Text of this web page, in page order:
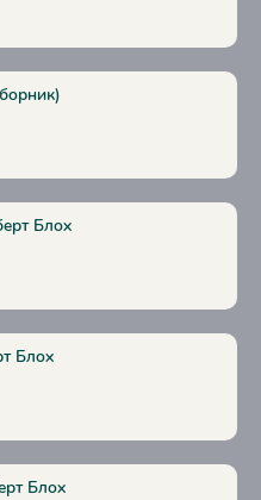
Блох
Блох
Блох